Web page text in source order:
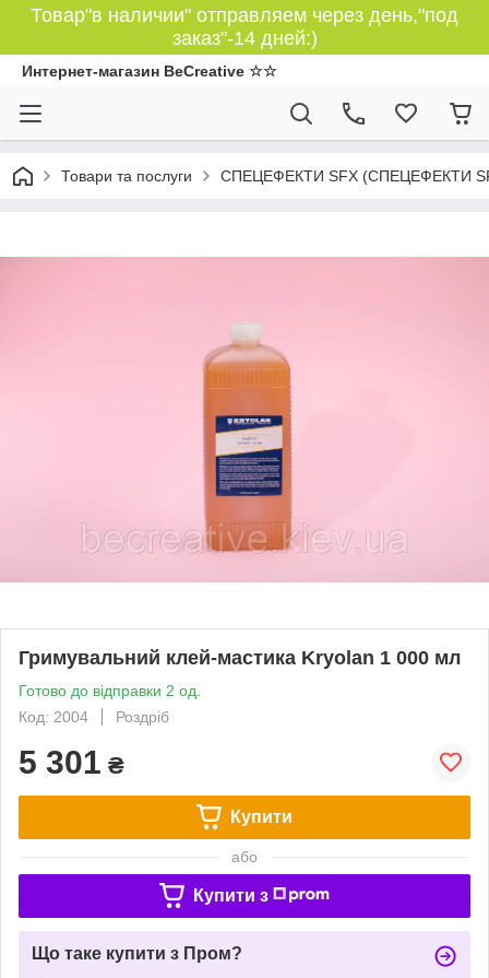
Товар"в наличии" отправляем через день,"под
заказ"-14 дней:)
Интернет-магазин BeCreative ☆☆
Товари та послуги СПЕЦЕФЕКТИ SFX (СПЕЦЕФЕКТИ
Гримувальний клей-мастика Kryolan 1 000 мл
Готово до відправки 2 од.
Код: 2004
Роздріб
5 301 ₴
Купити
або
Купити з
Що таке купити з Пром?